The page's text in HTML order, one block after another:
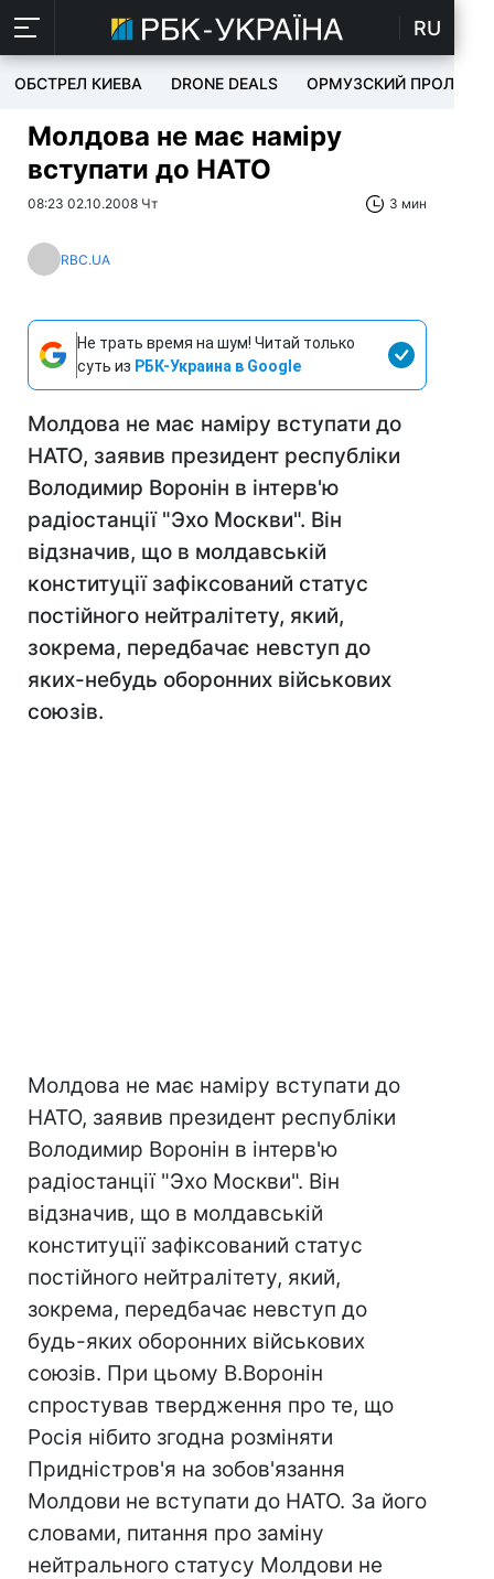
RU
ОБСТРЕЛ КИЕВА DRONE DEALS ОРМУЗСКИЙ ПРОЛИВ
Молдова не має наміру
вступати до НАТО
08:23 02.10.2008 Чт 3 мин
RBC.UA
Не трать время на шум! Читай только
суть из РБК-Украина в Google
Молдова не має наміру вступати до
НАТО, заявив президент республіки
Володимир Воронін в інтерв'ю
радіостанції "Эхо Москви". Він
відзначив, що в молдавській
конституції зафіксований статус
постійного нейтралітету, який,
зокрема, передбачає невступ до
яких-небудь оборонних військових
союзів.
Молдова не має наміру вступати до
НАТО, заявив президент республіки
Володимир Воронін в інтерв'ю
радіостанції "Эхо Москви". Він
відзначив, що в молдавській
конституції зафіксований статус
постійного нейтралітету, який,
зокрема, передбачає невступ до
будь-яких оборонних військових
союзів. При цьому В.Воронін
спростував твердження про те, що
Росія нібито згодна розміняти
Придністров'я на зобов'язання
Молдови не вступати до НАТО. За його
словами, питання про заміну
нейтрального статусу Молдови не